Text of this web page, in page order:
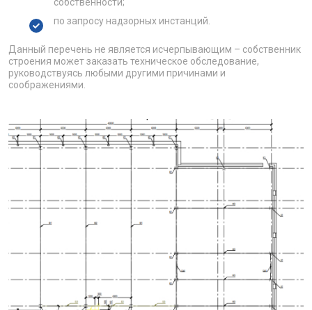
по запросу надзорных инстанций.
Данный перечень не является исчерпывающим – собственник
строения может заказать техническое обследование,
руководствуясь любыми другими причинами и
соображениями.